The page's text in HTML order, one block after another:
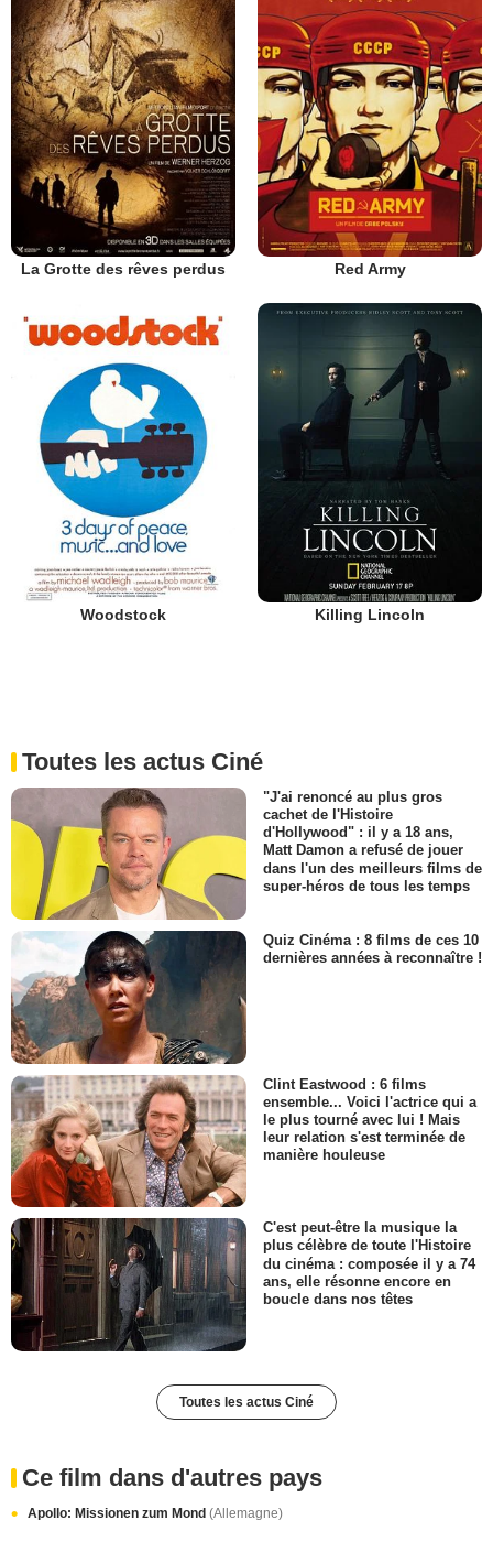
La Grotte des rêves perdus Red Army
Woodstock Killing Lincoln
Toutes les actus Ciné
"J'ai renoncé au plus gros
cachet de l'Histoire
d'Hollywood" : il y a 18 ans,
Matt Damon a refusé de jouer
dans l'un des meilleurs films de
super-héros de tous les temps
Quiz Cinéma : 8 films de ces 10
dernières années à reconnaître !
Clint Eastwood : 6 films
ensemble... Voici l'actrice qui a
le plus tourné avec lui ! Mais
leur relation s'est terminée de
manière houleuse
C'est peut-être la musique la
plus célèbre de toute l'Histoire
du cinéma : composée il y a 74
ans, elle résonne encore en
boucle dans nos têtes
Toutes les actus Ciné
Ce film dans d'autres pays
Apollo: Missionen zum Mond (Allemagne)